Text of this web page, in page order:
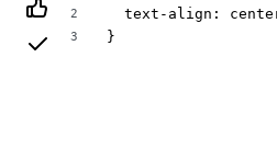
2
3
text-align:
}